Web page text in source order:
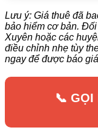
Lưu ý: Giá thuê đã
bảo hiểm cơ bản.
Xuyên hoặc các
điều chỉnh nhẹ tùy
ngay để được báo
📞 GỌI